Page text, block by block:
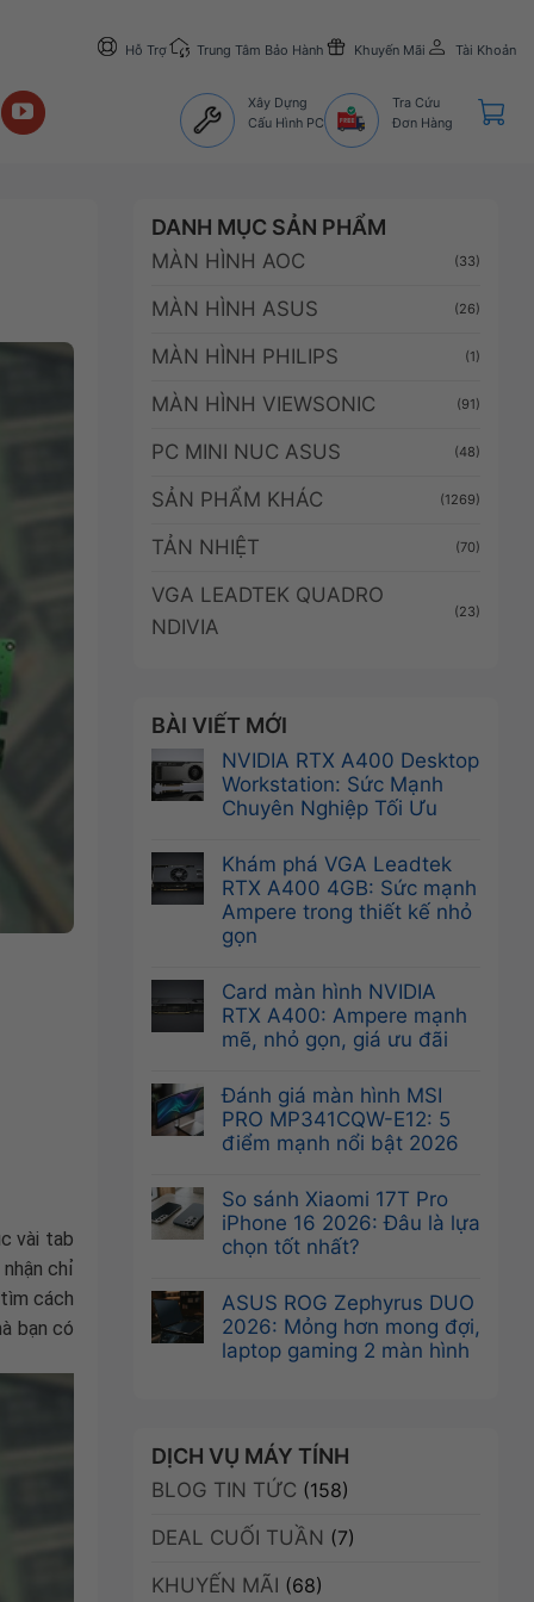
Hỗ Trợ Trung Tâm Bảo Hành Khuyến Mãi Tài Khoản
Xây Dựng
Cấu Hình PC
Tra Cứu
Đơn Hàng
vài tab
chỉ
cách
bạn có
DANH MỤC SẢN PHẨM
MÀN HÌNH AOC (33)
MÀN HÌNH ASUS (26)
MÀN HÌNH PHILIPS (1)
MÀN HÌNH VIEWSONIC (91)
PC MINI NUC ASUS (48)
SẢN PHẨM KHÁC (1269)
TẢN NHIỆT (70)
VGA LEADTEK QUADRO
NDIVIA
(23)
BÀI VIẾT MỚI
NVIDIA RTX A400 Desktop
Workstation: Sức Mạnh
Chuyên Nghiệp Tối Ưu
có
bình
luận
ở
RTX
A400
Desktop
Workstation:
Mạnh
Chuyên
Nghiệp
Ưu
Khám phá VGA Leadtek
RTX A400 4GB: Sức mạnh
Ampere trong thiết kế nhỏ
gọn
có
bình
luận
Khám
phá
VGA
Leadtek
A400
4GB:
Sức
Ampere
trong
thiết
kế
Card màn hình NVIDIA
RTX A400: Ampere mạnh
mẽ, nhỏ gọn, giá ưu đãi
có
bình
luận
Card
màn
hình
NVIDIA
A400:
Ampere
mạnh
giá
ưu
đãi
Đánh giá màn hình MSI
PRO MP341CQW-E12: 5
điểm mạnh nổi bật 2026
có
bình
luận
Đánh
giá
màn
hình
E12:
5
mạnh
bật
So sánh Xiaomi 17T Pro
iPhone 16 2026: Đâu là lựa
chọn tốt nhất?
có
bình
luận
Xiaomi
17T
Pro
16
Đâu
ASUS ROG Zephyrus DUO
2026: Mỏng hơn mong đợi,
laptop gaming 2 màn hình
luận
ở
ASUS
ROG
Zephyrus
DUO
2026:
DỊCH VỤ MÁY TÍNH
BLOG TIN TỨC (158)
DEAL CUỐI TUẦN (7)
KHUYẾN MÃI (68)